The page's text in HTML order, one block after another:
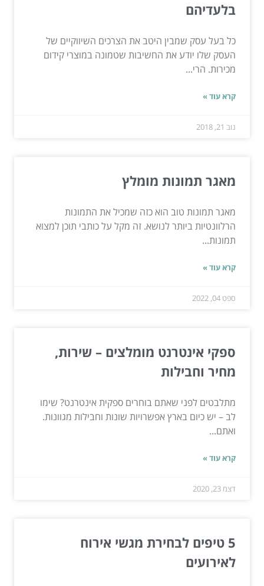
בלעדיהם
כל בעל עסק שמבין היטב את הצרכים השיווקיים של
העסק שלו יודע את החשיבות שטמונה במוצרי קידום
מכירות. הרי...
קרא עוד »
נוב 21, 2018
מאגר תמונות מומלץ
מאגר תמונות טוב הוא כזה שמכיל את התמונות
הרלוונטיות ביותר לנושא. זה מקל על כותבי תוכן למצוא
תמונות...
קרא עוד »
ספט 04, 2022
ספקי אינטרנט מומלצים – שירות,
מחיר וחבילות
מתלבטים לפני שאתם בוחרים ספקית אינטרנט? שימו
לב – יש כיום בארץ אפשרויות שונות וחבילות מגוונות.
ואתם...
קרא עוד »
דצמ 23, 2020
5 טיפים לבחירת מגשי אירוח
לאירועים